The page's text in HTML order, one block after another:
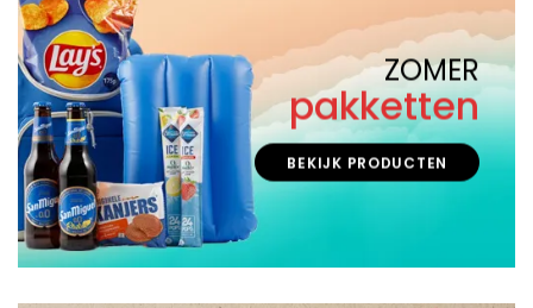
ZOMER
pakketten
BEKIJK PRODUCTEN